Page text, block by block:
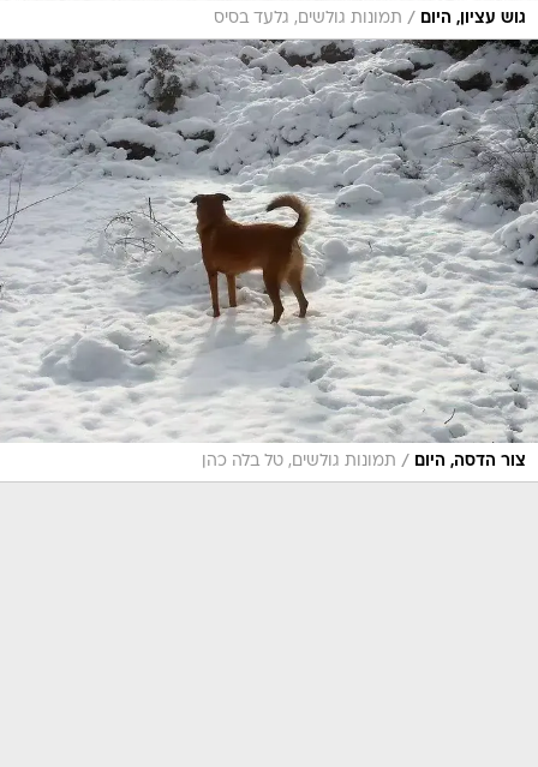
גוש עציון, היום / תמונות גולשים, גלעד בסיס
צור הדסה, היום / תמונות גולשים, טל בלה כהן